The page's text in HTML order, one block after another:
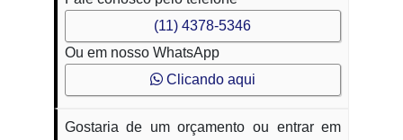
(11) 4378-5346
Ou em nosso WhatsApp
Clicando aqui
Gostaria de um orçamento ou entrar em